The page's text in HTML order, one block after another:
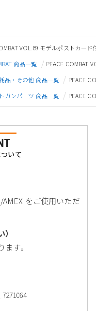
VOL.69 モデルポストカード
商品一覧
PEACE COMBAT
品・その他 商品一覧
PEACE
ガンパーツ 商品一覧 PEACE
いて
をご使用いただ
す。